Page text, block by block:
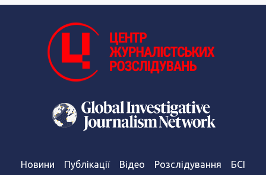
Новини Публікації Відео Розслідування БСІ